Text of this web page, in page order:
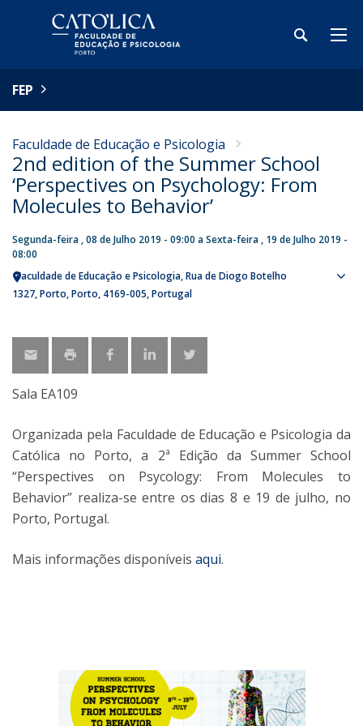
FEP
Faculdade de Educação e Psicologia
2nd edition of the Summer School
‘Perspectives on Psychology: From
Molecules to Behavior’
Segunda-feira , 08 de Julho 2019 - 09:00 aSexta-feira , 19 de Julho 2019 -
08:00
Faculdade de Educação e Psicologia Rua de Diogo Botelho
1327 Porto Porto 4169-005 Portugal
Sala EA109
Organizada pela Faculdade de Educação e Psicologia da
Católica no Porto, a 2ª Edição da Summer School
“Perspectives on Psycology: From Molecules to
Behavior” realiza-se entre os dias 8 e 19 de julho, no
Porto, Portugal.
Mais informações disponíveis aqui.